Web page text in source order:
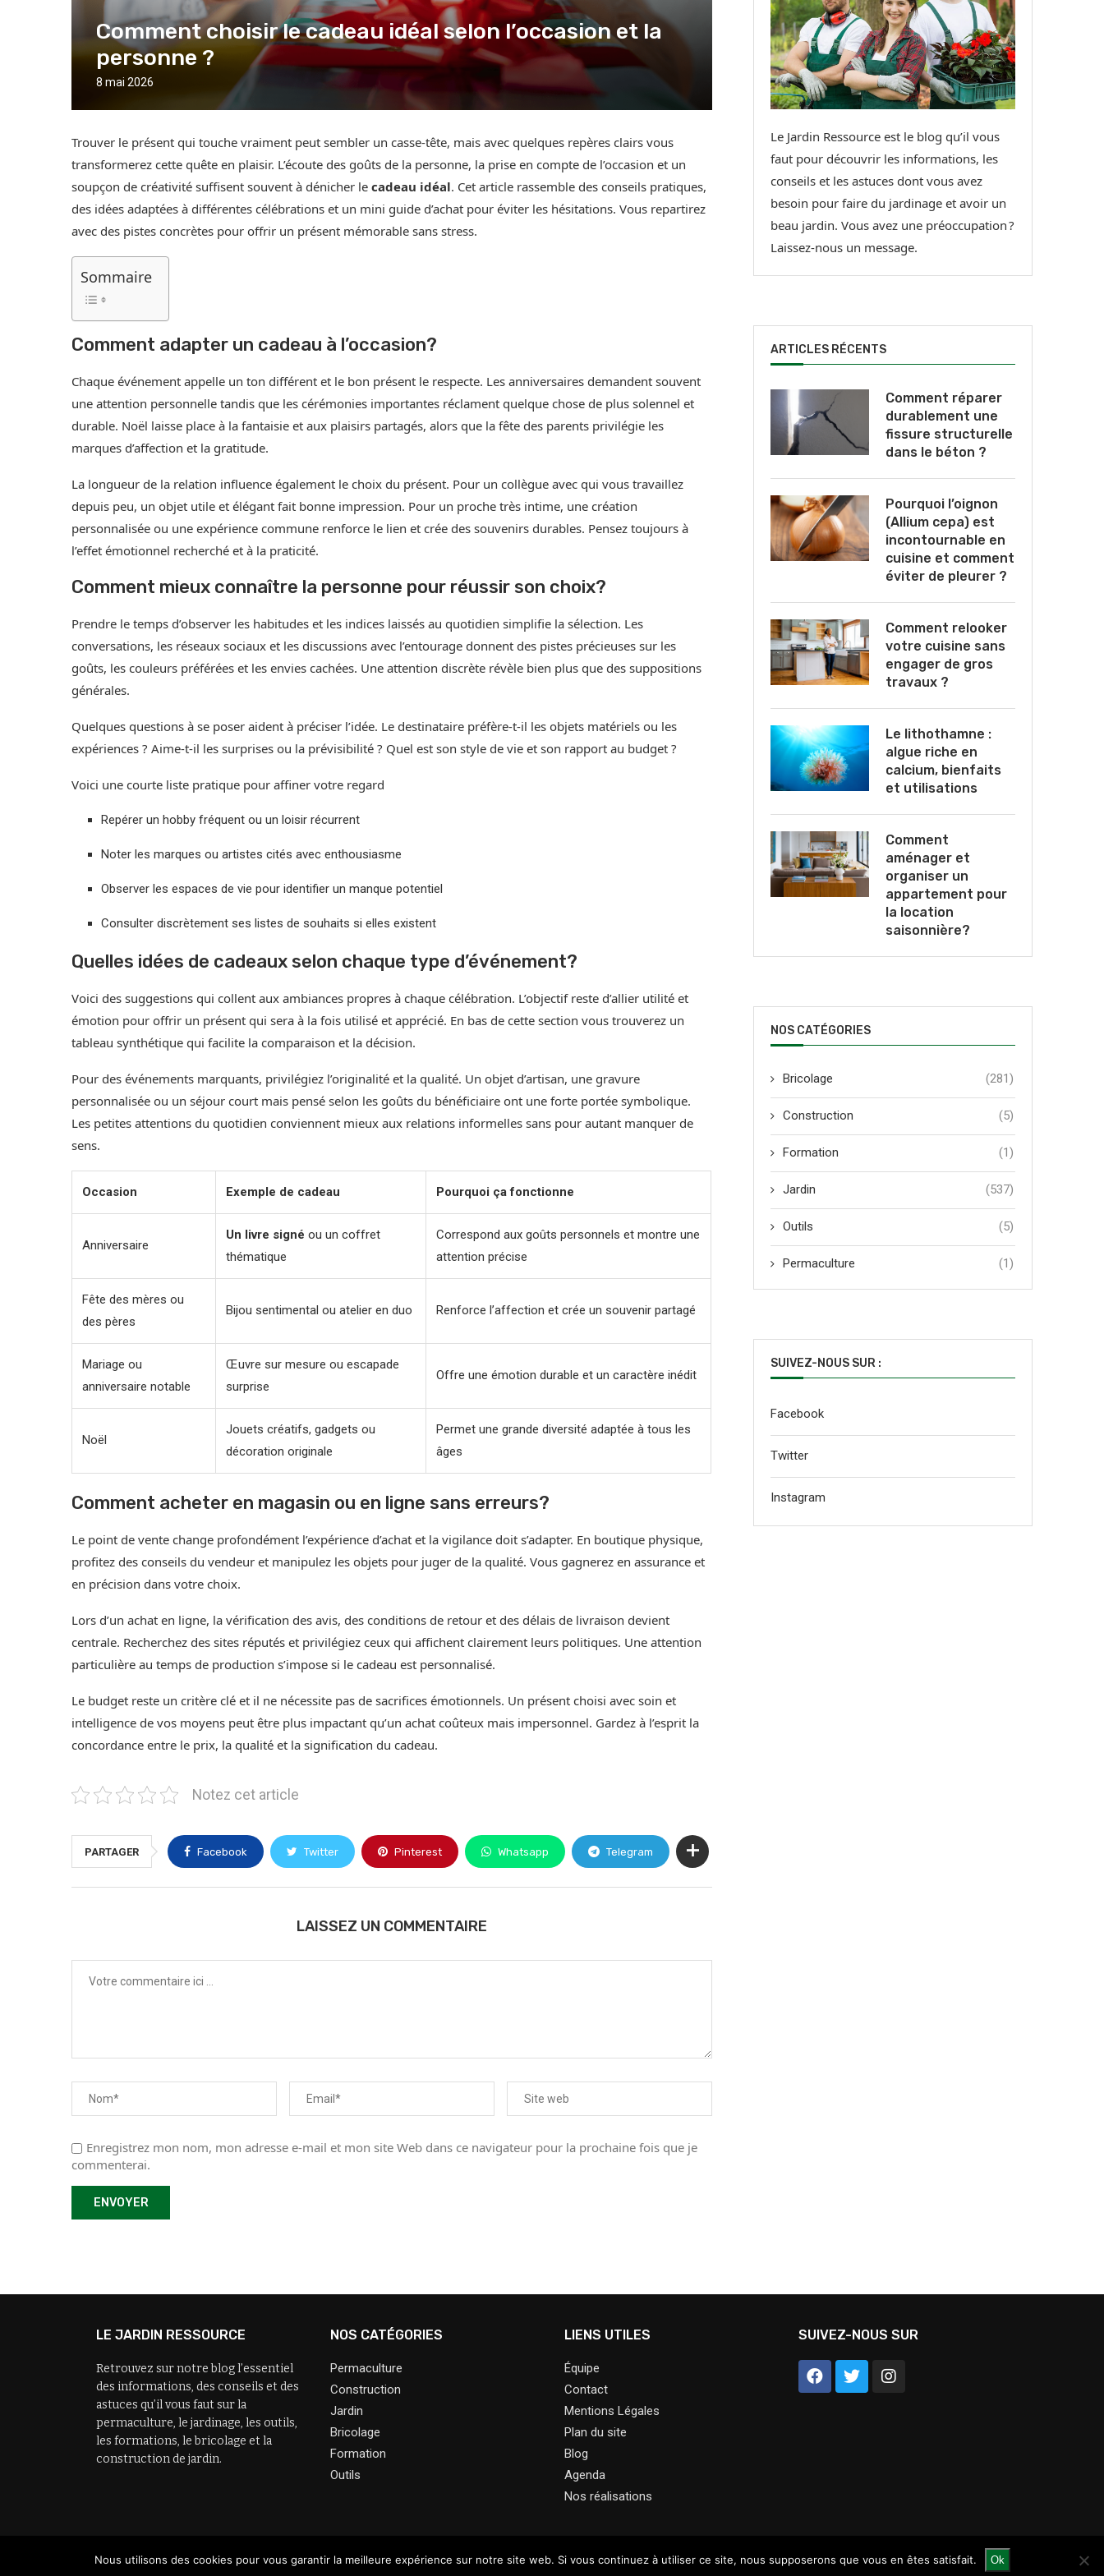
Comment choisir le cadeau idéal selon l’occasion et la
personne ?
8 mai 2026
Trouver le présent qui touche vraiment peut sembler un casse-tête, mais avec quelques repères clairs vous
transformerez cette quête en plaisir. L’écoute des goûts de la personne, la prise en compte de l’occasion et un
soupçon de créativité suffisent souvent à dénicher le cadeau idéal. Cet article rassemble des conseils pratiques,
des idées adaptées à différentes célébrations et un mini guide d’achat pour éviter les hésitations. Vous repartirez
avec des pistes concrètes pour offrir un présent mémorable sans stress.
Sommaire
Comment adapter un cadeau à l’occasion?
Chaque événement appelle un ton différent et le bon présent le respecte. Les anniversaires demandent souvent
une attention personnelle tandis que les cérémonies importantes réclament quelque chose de plus solennel et
durable. Noël laisse place à la fantaisie et aux plaisirs partagés, alors que la fête des parents privilégie les
marques d’affection et la gratitude.
La longueur de la relation influence également le choix du présent. Pour un collègue avec qui vous travaillez
depuis peu, un objet utile et élégant fait bonne impression. Pour un proche très intime, une création
personnalisée ou une expérience commune renforce le lien et crée des souvenirs durables. Pensez toujours à
l’effet émotionnel recherché et à la praticité.
Comment mieux connaître la personne pour réussir son choix?
Prendre le temps d’observer les habitudes et les indices laissés au quotidien simplifie la sélection. Les
conversations, les réseaux sociaux et les discussions avec l’entourage donnent des pistes précieuses sur les
goûts, les couleurs préférées et les envies cachées. Une attention discrète révèle bien plus que des suppositions
générales.
Quelques questions à se poser aident à préciser l’idée. Le destinataire préfère-t-il les objets matériels ou les
expériences ? Aime-t-il les surprises ou la prévisibilité ? Quel est son style de vie et son rapport au budget ?
Voici une courte liste pratique pour affiner votre regard
Repérer un hobby fréquent ou un loisir récurrent
Noter les marques ou artistes cités avec enthousiasme
Observer les espaces de vie pour identifier un manque potentiel
Consulter discrètement ses listes de souhaits si elles existent
Quelles idées de cadeaux selon chaque type d’événement?
Voici des suggestions qui collent aux ambiances propres à chaque célébration. L’objectif reste d’allier utilité et
émotion pour offrir un présent qui sera à la fois utilisé et apprécié. En bas de cette section vous trouverez un
tableau synthétique qui facilite la comparaison et la décision.
Pour des événements marquants, privilégiez l’originalité et la qualité. Un objet d’artisan, une gravure
personnalisée ou un séjour court mais pensé selon les goûts du bénéficiaire ont une forte portée symbolique.
Les petites attentions du quotidien conviennent mieux aux relations informelles sans pour autant manquer de
sens.
Occasion Exemple de cadeau Pourquoi ça fonctionne
Anniversaire
Un livre signé ou un coffret
thématique
Correspond aux goûts personnels et montre une
attention précise
Fête des mères ou
des pères
Bijou sentimental ou atelier en duo Renforce l’affection et crée un souvenir partagé
Mariage ou
anniversaire notable
Œuvre sur mesure ou escapade
surprise
Offre une émotion durable et un caractère inédit
Noël
Jouets créatifs, gadgets ou
décoration originale
Permet une grande diversité adaptée à tous les
âges
Comment acheter en magasin ou en ligne sans erreurs?
Le point de vente change profondément l’expérience d’achat et la vigilance doit s’adapter. En boutique physique,
profitez des conseils du vendeur et manipulez les objets pour juger de la qualité. Vous gagnerez en assurance et
en précision dans votre choix.
Lors d’un achat en ligne, la vérification des avis, des conditions de retour et des délais de livraison devient
centrale. Recherchez des sites réputés et privilégiez ceux qui affichent clairement leurs politiques. Une attention
particulière au temps de production s’impose si le cadeau est personnalisé.
Le budget reste un critère clé et il ne nécessite pas de sacrifices émotionnels. Un présent choisi avec soin et
intelligence de vos moyens peut être plus impactant qu’un achat coûteux mais impersonnel. Gardez à l’esprit la
concordance entre le prix, la qualité et la signification du cadeau.
Notez cet article
PARTAGER Facebook Twitter Pinterest Whatsapp Telegram
LAISSEZ UN COMMENTAIRE
Enregistrez mon nom, mon adresse e-mail et mon site Web dans ce navigateur pour la prochaine fois que je
commenterai.
Le Jardin Ressource est le blog qu’il vous
faut pour découvrir les informations, les
conseils et les astuces dont vous avez
besoin pour faire du jardinage et avoir un
beau jardin. Vous avez une préoccupation ?
Laissez-nous un message.
ARTICLES RÉCENTS
Comment réparer
durablement une
fissure structurelle
dans le béton ?
Pourquoi l’oignon
(Allium cepa) est
incontournable en
cuisine et comment
éviter de pleurer ?
Comment relooker
votre cuisine sans
engager de gros
travaux ?
Le lithothamne :
algue riche en
calcium, bienfaits
et utilisations
Comment
aménager et
organiser un
appartement pour
la location
saisonnière?
NOS CATÉGORIES
Bricolage (281)
Construction (5)
Formation (1)
Jardin (537)
Outils (5)
Permaculture (1)
SUIVEZ-NOUS SUR :
Facebook
Twitter
Instagram
LE JARDIN RESSOURCE
Retrouvez sur notre blog l’essentiel
des informations, des conseils et des
astuces qu’il vous faut sur la
permaculture, le jardinage, les outils,
les formations, le bricolage et la
construction de jardin.
NOS CATÉGORIES
Permaculture
Construction
Jardin
Bricolage
Formation
Outils
LIENS UTILES
Équipe
Contact
Mentions Légales
Plan du site
Blog
Agenda
Nos réalisations
SUIVEZ-NOUS SUR
@2023 – Tous droits réservés.Le Jardin Ressource
Nous utilisons des cookies pour vous garantir la meilleure expérience sur notre site web. Si vous continuez à utiliser ce site, nous supposerons que vous en êtes satisfait. Ok